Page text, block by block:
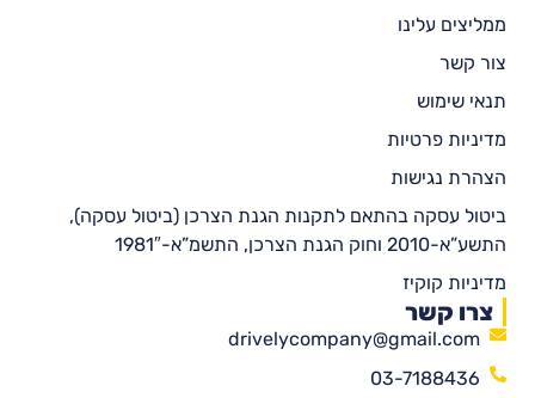
ממליצים עלינו
צור קשר
תנאי שימוש
מדיניות פרטיות
הצהרת נגישות
ביטול עסקה בהתאם לתקנות הגנת הצרכן (ביטול עסקה),
התשע”א-2010 וחוק הגנת הצרכן, התשמ”א-1981″
מדיניות קוקיז
צרו קשר
drivelycompany@gmail.com
03-7188436